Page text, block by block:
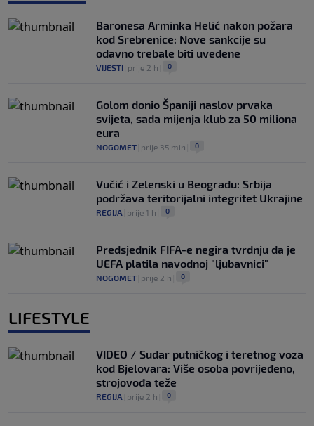
Baronesa Arminka Helić nakon požara
kod Srebrenice: Nove sankcije su
odavno trebale biti uvedene
VIJESTI prije 2 h 0
Golom donio Španiji naslov prvaka
svijeta, sada mijenja klub za 50 miliona
eura
NOGOMET prije 35 min 0
Vučić i Zelenski u Beogradu: Srbija
podržava teritorijalni integritet Ukrajine
REGIJA prije 1 h 0
Predsjednik FIFA-e negira tvrdnju da je
UEFA platila navodnoj "ljubavnici"
NOGOMET prije 2 h 0
LIFESTYLE
VIDEO / Sudar putničkog i teretnog voza
kod Bjelovara: Više osoba povrijeđeno,
strojovođa teže
REGIJA prije 2 h 0